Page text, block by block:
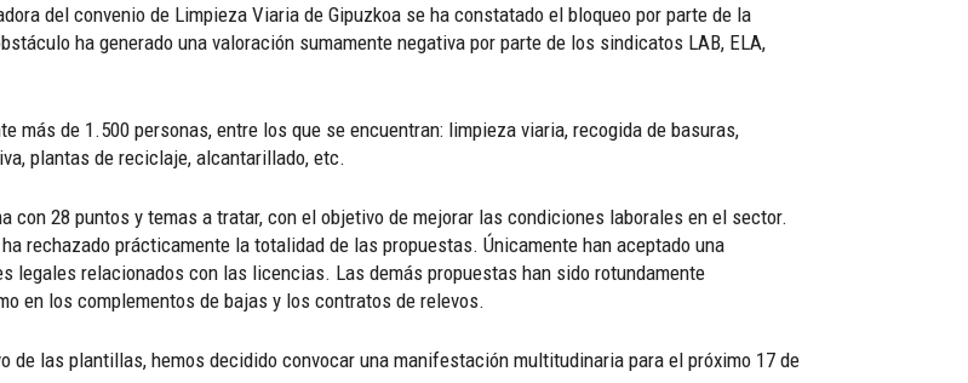
del convenio de Limpieza Viaria de Gipuzkoa se ha constatado el bloqueo por parte de la
ha generado una valoración sumamente negativa por parte de los sindicatos LAB, ELA,
más de 1.500 personas, entre los que se encuentran: limpieza viaria, recogida de basuras,
plantas de reciclaje, alcantarillado, etc.
con 28 puntos y temas a tratar, con el objetivo de mejorar las condiciones laborales en el sector.
rechazado prácticamente la totalidad de las propuestas. Únicamente han aceptado una
legales relacionados con las licencias. Las demás propuestas han sido rotundamente
en los complementos de bajas y los contratos de relevos.
de las plantillas, hemos decidido convocar una manifestación multitudinaria para el próximo 17 de